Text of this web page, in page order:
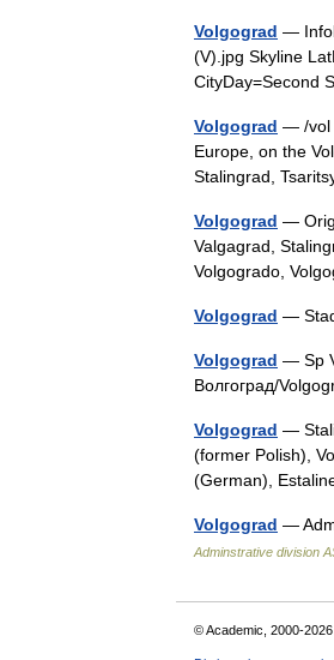
Volgograd —
(V).jpg Skyline
CityDay=Second
Volgograd — /vol
Europe, on the
Stalingrad,
Volgograd —
Valgagrad,
Volgogrado,
Volgograd —
Volgograd — Sp
Волгоград/
Volgograd —
(former Polish),
(German),
Volgograd —
Adminstrative division
© Academic, 2000-2026